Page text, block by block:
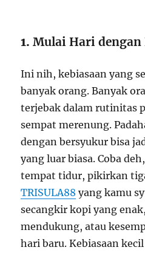
1.Mulai Hari dengan
Ini nih, kebiasaan yang
banyak orang. Banyak
terjebak dalam rutinitas
sempat merenung.
dengan bersyukur bisa
yang luar biasa. Coba
tempat tidur, pikirkan
TRISULA88 yang kamu
secangkir kopi yang
mendukung, atau
hari baru. Kebiasaan